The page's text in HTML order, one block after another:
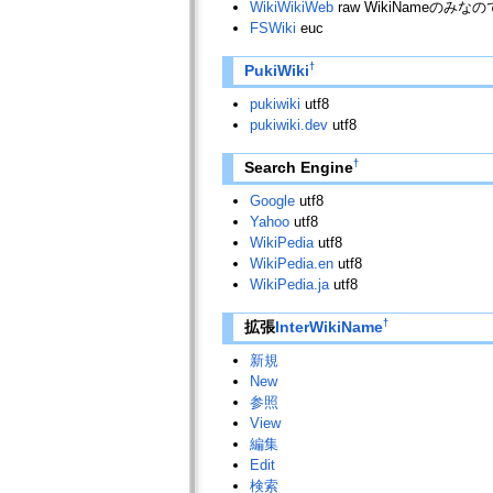
WikiWikiWeb raw WikiNameのみなの
FSWiki euc
PukiWiki†
pukiwiki utf8
pukiwiki.dev utf8
Search Engine†
Google utf8
Yahoo utf8
WikiPediautf8
WikiPedia.en utf8
WikiPedia.jautf8
拡張InterWikiName†
新規
New
参照
View
編集
Edit
検索